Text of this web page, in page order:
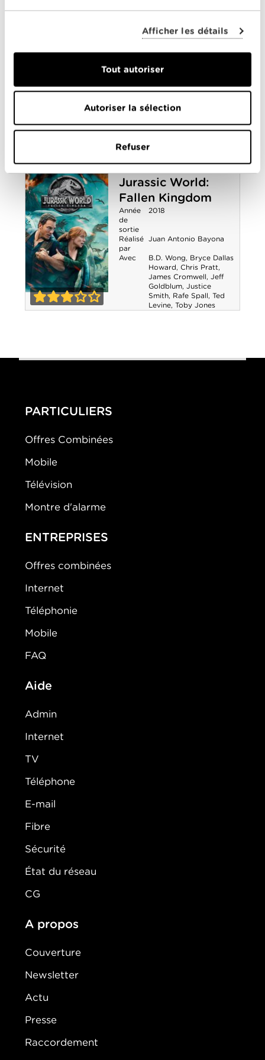
Afficher les détails
Tout autoriser
Autoriser la sélection
Refuser
0-0
The American
Negroes
Society of
Magical Negroes
0-0
Année
de
sortie
2023
Réalisé
par
Kobi Libii
Avec Aisha Hinds,David Alan
Grier,Justice Smith,
Rupert Friend
Jurassic World:
Fallen Kingdom
Jurassic World:
Année
de
sortie
2018
Réalisé
par
Juan Antonio Bayona
Avec B.D. Wong, Bryce Dallas
Howard, Chris Pratt,
James Cromwell, Jeff
Goldblum, Justice
Smith, Rafe Spall, Ted
Levine, Toby Jones
PARTICULIERS
Offres Combinées
Mobile
Télévision
Montre d'alarme
ENTREPRISES
Offres combinées
Internet
Téléphonie
Mobile
FAQ
Aide
Admin
Internet
TV
Téléphone
E-mail
Fibre
Sécurité
État du réseau
CG
A propos
Couverture
Newsletter
Actu
Presse
Raccordement